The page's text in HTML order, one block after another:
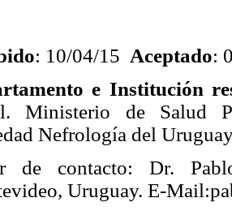
: 10/04/15 Aceptado:
e Institución
Ministerio de Salud
Nefrología del
de contacto: Dr.
Uruguay. E-